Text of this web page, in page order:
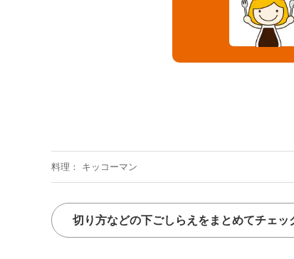
料理 キッコーマン
切り方などの下ごしらえをまとめてチェッ